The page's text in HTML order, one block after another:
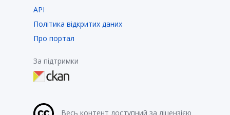
API
Політика відкритих даних
Про портал
За підтримки
Весь контент доступний за ліцензією